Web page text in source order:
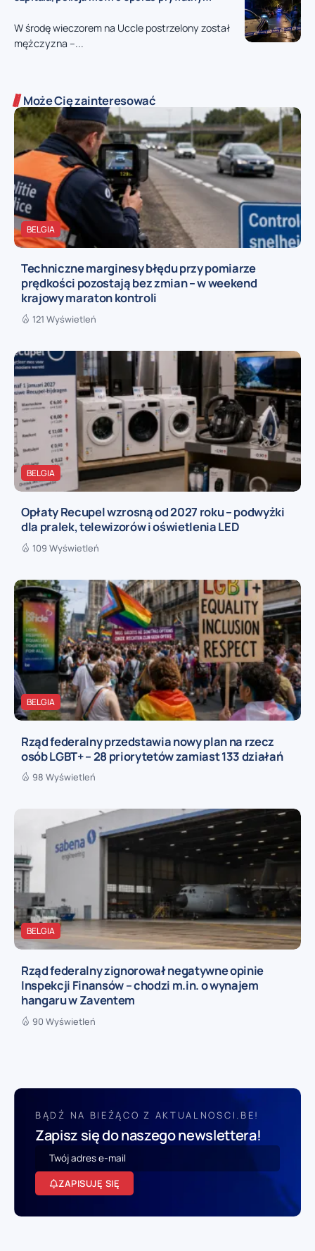
W środę wieczorem na Uccle postrzelony został
mężczyzna –...
Może Cię zainteresować
BELGIA
Techniczne marginesy błędu przy pomiarze
prędkości pozostają bez zmian – w weekend
krajowy maraton kontroli
121 Wyświetleń
BELGIA
Opłaty Recupel wzrosną od 2027 roku – podwyżki
dla pralek, telewizorów i oświetlenia LED
109 Wyświetleń
BELGIA
Rząd federalny przedstawia nowy plan na rzecz
osób LGBT+ – 28 priorytetów zamiast 133 działań
98 Wyświetleń
BELGIA
Rząd federalny zignorował negatywne opinie
Inspekcji Finansów – chodzi m.in. o wynajem
hangaru w Zaventem
90 Wyświetleń
BĄDŹ NA BIEŻĄCO Z AKTUALNOSCI.BE!
Zapisz się do naszego newslettera!
ZAPISUJĘ SIĘ